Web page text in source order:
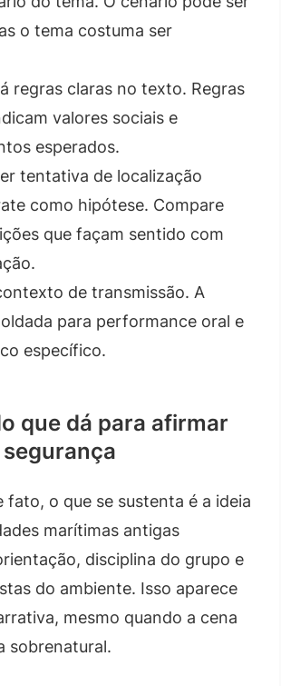
o tema costuma ser
regras claras no texto. Regras
valores sociais e
esperados.
tentativa de localização
como hipótese. Compare
que façam sentido com
de transmissão. A
para performance oral e
específico.
que dá para afirmar
fato, o que se sustenta é a ideia
marítimas antigas
disciplina do grupo e
do ambiente. Isso aparece
mesmo quando a cena
sobrenatural.